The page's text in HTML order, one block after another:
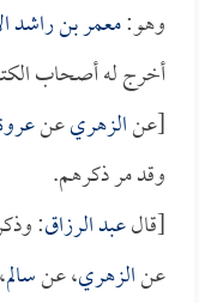
وهو:معمر بن راشد
أخرج له أصحاب
[عنالزهريعن
وقد مر ذكرهم.
[قالعبد الرزاق:
عنالزهري، عنسالم